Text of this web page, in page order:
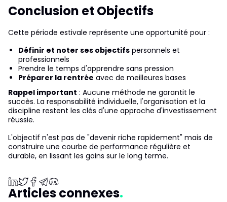
Conclusion et Objectifs
Cette période estivale représente une opportunité pour :
Définir et noter ses objectifs personnels et
professionnels
Prendre le temps d'apprendre sans pression
Préparer la rentrée avec de meilleures bases
Rappel important : Aucune méthode ne garantit le
succès. La responsabilité individuelle, l'organisation et la
discipline restent les clés d'une approche d'investissement
réussie.
L'objectif n'est pas de "devenir riche rapidement" mais de
construire une courbe de performance régulière et
durable, en lissant les gains sur le long terme.
Articles connexes